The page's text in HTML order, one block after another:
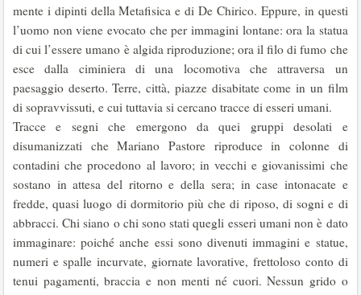
mente i dipinti della Metafisica e di De Chirico. Eppure, in questi
l’uomo non viene evocato che per immagini lontane: ora la statua
di cui l’essere umano è algida riproduzione; ora il filo di fumo che
esce dalla ciminiera di una locomotiva che attraversa un
paesaggio deserto. Terre, città, piazze disabitate come in un film
di sopravvissuti, e cui tuttavia si cercano tracce di esseri umani.
Tracce e segni che emergono da quei gruppi desolati e
disumanizzati che Mariano Pastore riproduce in colonne di
contadini che procedono al lavoro; in vecchi e giovanissimi che
sostano in attesa del ritorno e della sera; in case intonacate e
fredde, quasi luogo di dormitorio più che di riposo, di sogni e di
abbracci. Chi siano o chi sono stati quegli esseri umani non è dato
immaginare: poiché anche essi sono divenuti immagini e statue,
numeri e spalle incurvate, giornate lavorative, frettoloso conto di
tenui pagamenti, braccia e non menti né cuori. Nessun grido o